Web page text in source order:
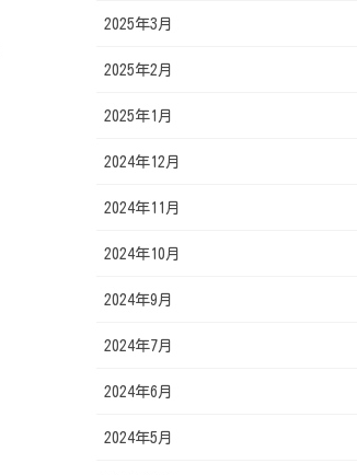
2025年3月
2025年2月
2025年1月
2024年12月
2024年11月
2024年10月
2024年9月
2024年7月
2024年6月
2024年5月